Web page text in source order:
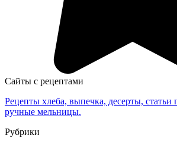
Сайты с рецептами
Рецепты хлеба, выпечка, десерты, статьи
ручные мельницы.
Рубрики